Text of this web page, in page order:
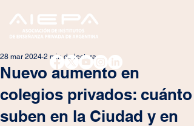
Nuevo aumento en
colegios privados: cuánto
suben en la Ciudad y en
28 mar 2024 2 min de lectura